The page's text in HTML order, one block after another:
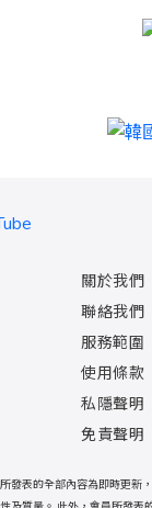
關於我們
聯絡我們
服務範圍
使用條款
私隱聲明
免責聲明
發表的全部內容為即時更新